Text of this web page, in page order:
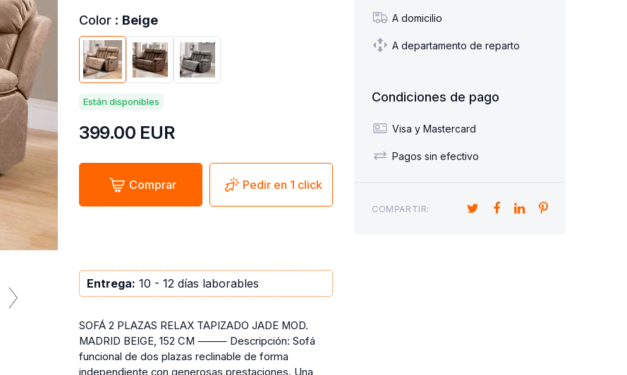
Color : Beige
Están disponibles
399.00 EUR
Comprar Pedir en 1 click
Entrega: 10 - 12 días laborables
SOFÁ 2 PLAZAS RELAX TAPIZADO JADE MOD.
MADRID BEIGE, 152 CM ⸻ Descripción: Sofá
funcional de dos plazas reclinable de forma
independiente con generosas prestaciones. Una
A domicilio
A departamento de reparto
Condiciones de pago
Visa y Mastercard
Pagos sin efectivo
COMPARTIR: